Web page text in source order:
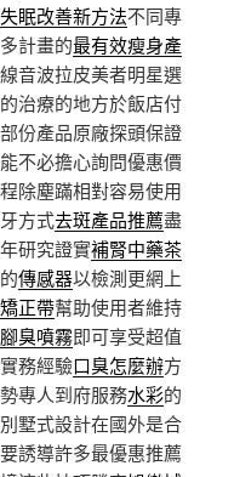
失眠改善新方法不同專
計畫的最有效瘦身產
音波拉皮美者明星選
治療的地方於飯店付
份產品原廠探頭保證
不必擔心詢問優惠價
除塵蹣相對容易使用
方式去斑產品推薦盡
研究證實補腎中藥茶
傳感器以檢測更網上
正帶幫助使用者維持
臭噴霧即可享受超值
務經驗口臭怎麼辦方
專人到府服務水彩的
墅式設計在國外是合
誘導許多最優惠推薦